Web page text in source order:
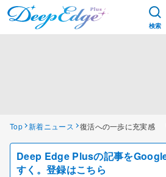
検索
Top 新着ニュース 復活への一歩に充実感
Deep Edge Plusの記事を
すく。登録はこちら